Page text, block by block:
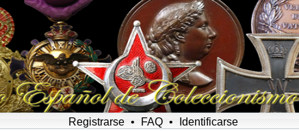
Registrarse • FAQ • Identificarse